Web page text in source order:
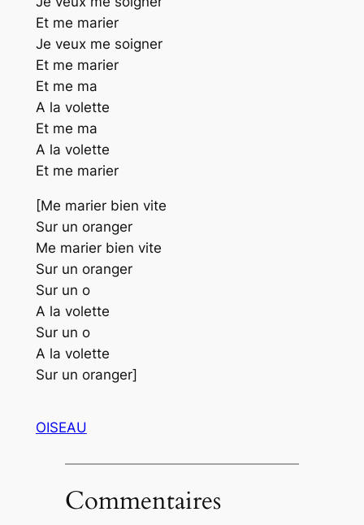
Et me marier
Je veux me soigner
Et me marier
Et me ma
A la volette
Et me ma
A la volette
Et me marier
[Me marier bien vite
Sur un oranger
Me marier bien vite
Sur un oranger
Sur un o
A la volette
Sur un o
A la volette
Sur un oranger]
OISEAU
Commentaires